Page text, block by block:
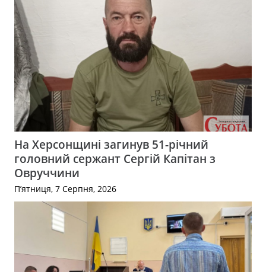
На Херсонщині загинув 51-річний
головний сержант Сергій Капітан з
Овруччини
П’ятниця, 7 Серпня, 2026